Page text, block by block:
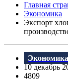
Главная
Экономика
Экспорт
Экономика
10 декабрь
4809